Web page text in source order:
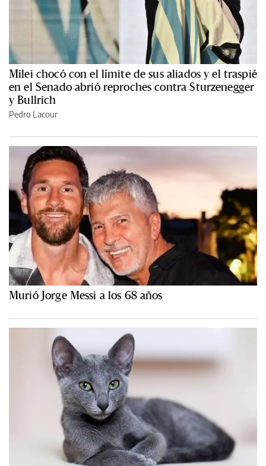
Milei chocó con el límite de sus aliados y el traspié
en el Senado abrió reproches contra Sturzenegger
y Bullrich
Pedro Lacour
Murió Jorge Messi a los 68 años